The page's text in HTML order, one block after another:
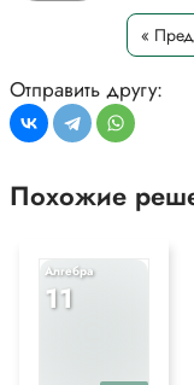
*Текст задания
для более полного
«
Отправить другу:
Похожие
Алгебра
11